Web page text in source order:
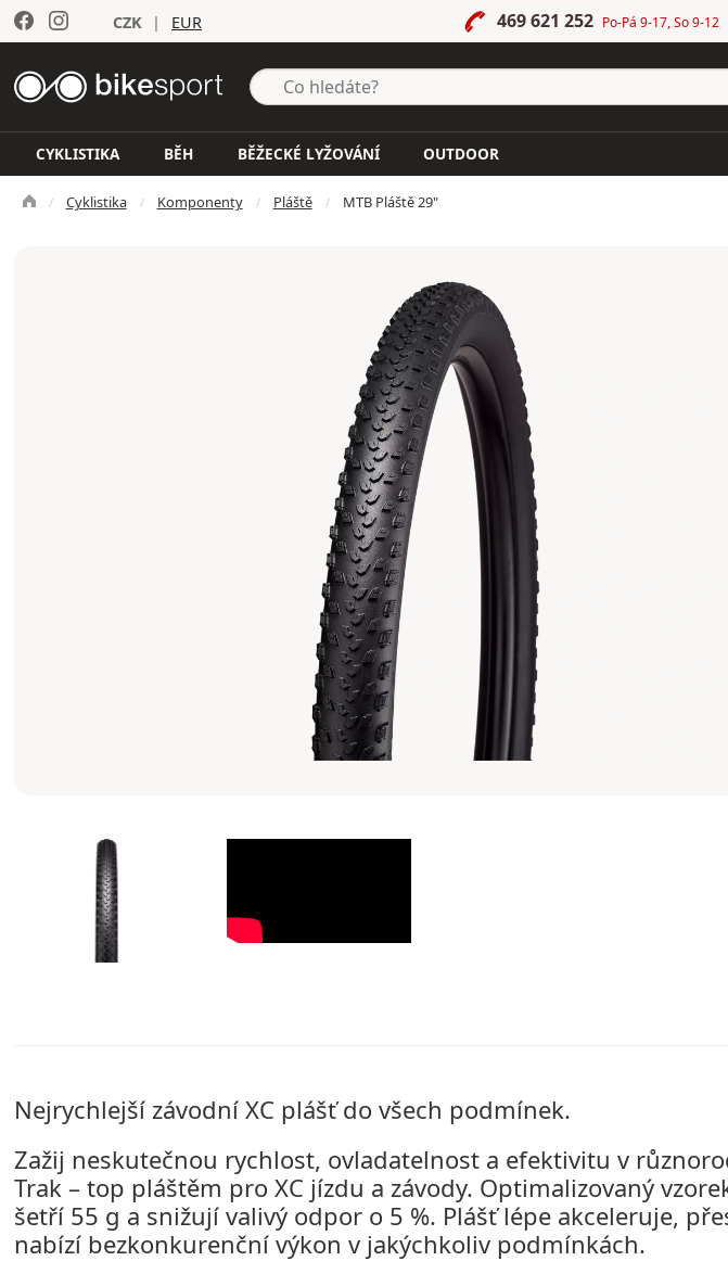
CZK | EUR 469 621 252 Po-Pá 9-17, So 9-12
CYKLISTIKA BĚH BĚŽECKÉ LYŽOVÁNÍ OUTDOOR
Cyklistika Komponenty Pláště MTB Pláště 29"
Nejrychlejší závodní XC plášť do všech podmínek.
Zažij neskutečnou rychlost, ovladatelnost a efektivitu v
Trak – top pláštěm pro XC jízdu a závody. Optimalizovaný
šetří 55 g a snižují valivý odpor o 5 %. Plášť lépe akceleruje,
nabízí bezkonkurenční výkon v jakýchkoliv podmínkách.